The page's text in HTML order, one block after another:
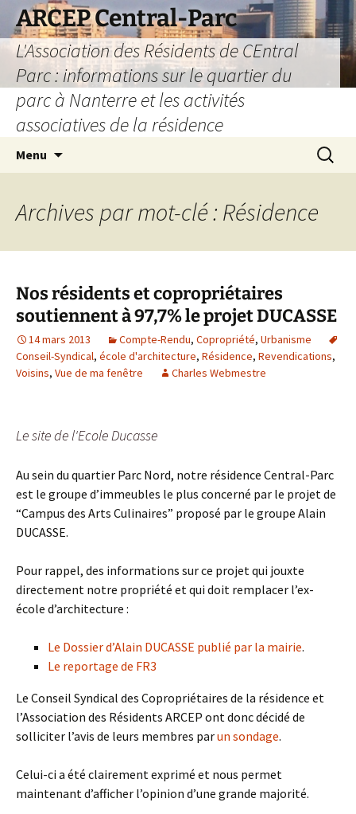
Aller
contenu
ARCEP Central-Parc
L'Association des Résidents de CEntral
Parc : informations sur le quartier du
parc à Nanterre et les activités
associatives de la résidence
Menu
Archives par mot-clé : Résidence
Nos résidents et copropriétaires
soutiennent à 97,7% le projet DUCASSE
14 mars 2013 Compte-Rendu, Copropriété, Urbanisme
Conseil-Syndical, école d'architecture, Résidence, Revendications,
Voisins, Vue de ma fenêtre Charles Webmestre
Le site de l'Ecole Ducasse
Au sein du quartier Parc Nord, notre résidence Central-Parc
est le groupe d’immeubles le plus concerné par le projet de
“Campus des Arts Culinaires” proposé par le groupe Alain
DUCASSE.
Pour rappel, des informations sur ce projet qui jouxte
directement notre propriété et qui doit remplacer l’ex-
école d’architecture :
Le Dossier d’Alain DUCASSE publié par la mairie.
Le reportage de FR3
Le Conseil Syndical des Copropriétaires de la résidence et
l’Association des Résidents ARCEP ont donc décidé de
solliciter l’avis de leurs membres parun sondage.
Celui-ci a été clairement exprimé et nous permet
maintenant d’afficher l’opinion d’une grande majorité.